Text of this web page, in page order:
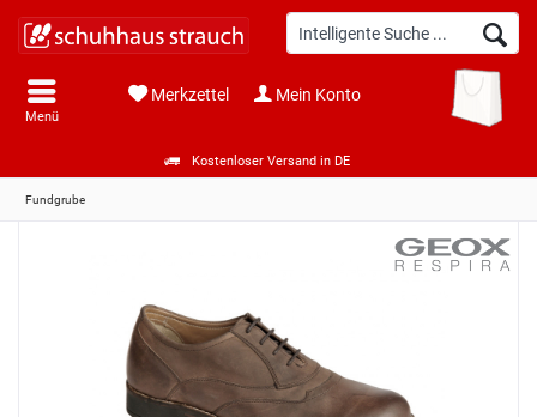
Kostenloser Versand in DE
Menü
Merkzettel Mein Konto
Fundgrube